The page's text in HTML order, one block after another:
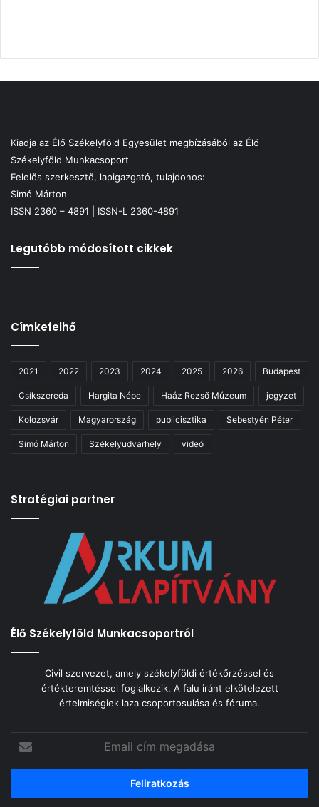
Kiadja az Élő Székelyföld Egyesület megbízásából az Élő
Székelyföld Munkacsoport
Felelős szerkesztő, lapigazgató, tulajdonos:
Simó Márton
ISSN 2360 – 4891 | ISSN-L 2360-4891
Legutóbb módosított cikkek
Címkefelhő
2021 2022 2023 2024 2025 2026 Budapest
Csíkszereda Hargita Népe Haáz Rezső Múzeum jegyzet
Kolozsvár Magyarország publicisztika Sebestyén Péter
Simó Márton Székelyudvarhely videó
Stratégiai partner
Élő Székelyföld Munkacsoportról
Civil szervezet, amely székelyföldi értékőrzéssel és
értékteremtéssel foglalkozik. A falu iránt elkötelezett
értelmiségiek laza csoportosulása és fóruma.
cím
megadása